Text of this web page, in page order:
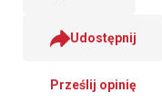
Udostępnij
Prześlij opinię